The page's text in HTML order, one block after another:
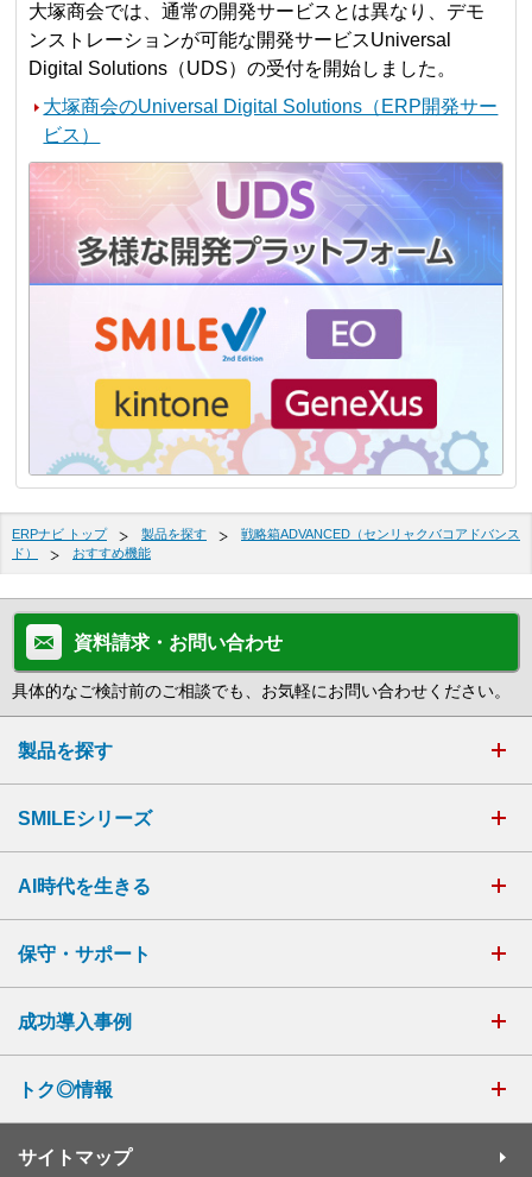
大塚商会では、通常の開発サービスとは異なり、デモ
ンストレーションが可能な開発サービスUniversal
Digital Solutions（UDS）の受付を開始しました。
大塚商会のUniversal Digital Solutions（ERP開発サー
ビス）
ERPナビ トップ 製品を探す
戦略箱ADVANCED（センリャクバコアドバンス
ド）
おすすめ機能
資料請求・お問い合わせ
具体的なご検討前のご相談でも、お気軽にお問い合わせください。
製品を探す
SMILEシリーズ
AI時代を生きる
保守・サポート
成功導入事例
トク◎情報
サイトマップ